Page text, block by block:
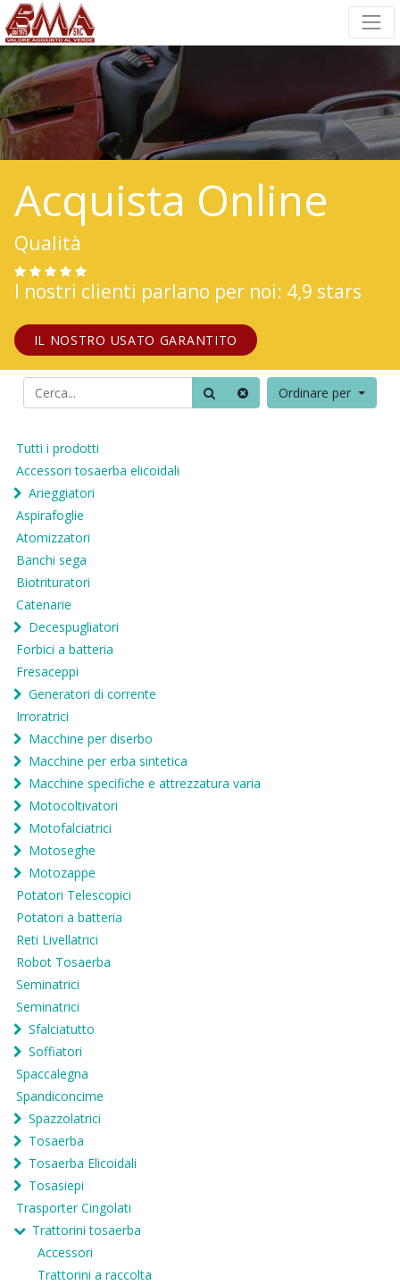
Acquista Online
Qualità
I nostri clienti parlano per noi: 4,9 stars
IL NOSTRO USATO GARANTITO
Ordinare per
Tutti i prodotti
Accessori tosaerba elicoidali
Arieggiatori
Aspirafoglie
Atomizzatori
Banchi sega
Biotrituratori
Catenarie
Decespugliatori
Forbici a batteria
Fresaceppi
Generatori di corrente
Irroratrici
Macchine per diserbo
Macchine per erba sintetica
Macchine specifiche e attrezzatura varia
Motocoltivatori
Motofalciatrici
Motoseghe
Motozappe
Potatori Telescopici
Potatori a batteria
Reti Livellatrici
Robot Tosaerba
Seminatrici
Seminatrici
Sfalciatutto
Soffiatori
Spaccalegna
Spandiconcime
Spazzolatrici
Tosaerba
Tosaerba Elicoidali
Tosasiepi
Trasporter Cingolati
Trattorini tosaerba
Accessori
Trattorini a raccolta